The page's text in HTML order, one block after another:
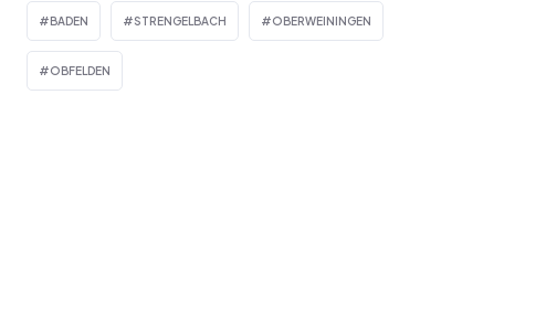
BADEN STRENGELBACH OBERWEININGEN
OBFELDEN